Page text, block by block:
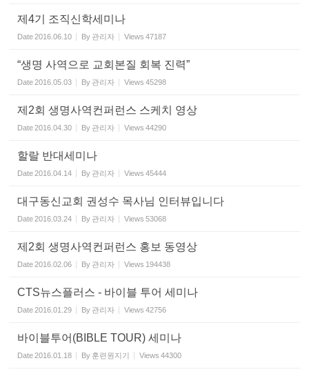
제4기 조직신학세미나
Date 2016.06.10 By 관리자 Views 47187
“생명 사역으로 교회본질 회복 진력”
Date 2016.05.03 By 관리자 Views 45298
제2회 생명사역컨퍼런스 스케치 영상
Date 2016.04.30 By 관리자 Views 44290
할랄 반대세미나
Date 2016.04.14 By 관리자 Views 45444
대구동신교회 권성수 목사님 인터뷰입니다
Date 2016.03.24 By 관리자 Views 53068
제2회 생명사역컨퍼런스 홍보 동영상
Date 2016.02.06 By 관리자 Views 194438
CTS뉴스플러스 - 바이블 투어 세미나
Date 2016.01.29 By 관리자 Views 42756
바이블투어(BIBLE TOUR) 세미나
Date 2016.01.18 By 훈련원지기 Views 44300